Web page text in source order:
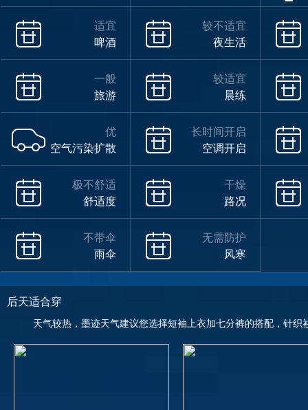
适宜
啤酒
较不适宜
夜生活
一般
旅游
较适宜
晨练
优
空气污染扩散
长时间开启
空调开启
极不舒适
舒适度
干燥
路况
不带伞
雨伞
无需防护
风寒
后天适合穿
天气较热，墨迹天气建议您选择短袖上衣加七分裤的搭配，针织